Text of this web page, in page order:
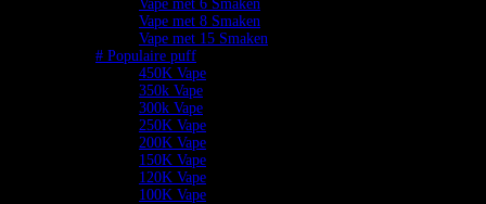
Vape met 6 Smaken
Vape met 8 Smaken
Vape met 15 Smaken
# Populaire puff
450K Vape
350k Vape
300k Vape
250K Vape
200K Vape
150K Vape
120K Vape
100K Vape